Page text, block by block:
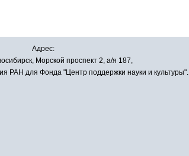
Адрес:
Морской проспект 2, а/я 187,
РАН для Фонда "Центр поддержки науки и культуры".